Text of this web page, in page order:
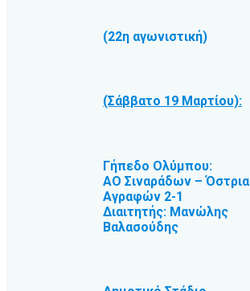
(22η αγωνιστική)
(Σάββατο 19 Μαρτίου):
Γήπεδο Ολύμπου:
ΑΟ Σιναράδων – Όστρια
Αγραφών 2-1
Διαιτητής: Μανώλης
Βαλασούδης